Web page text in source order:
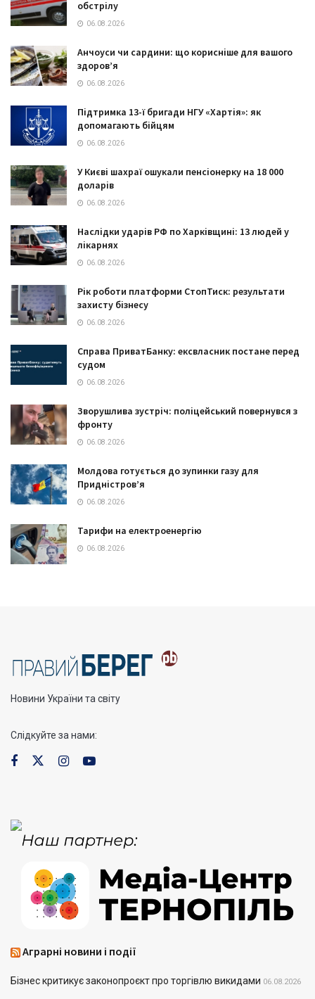
обстрілу
06.08.2026
Анчоуси чи сардини: що корисніше для вашого
здоров’я
06.08.2026
Підтримка 13-ї бригади НГУ «Хартія»: як
допомагають бійцям
06.08.2026
У Києві шахраї ошукали пенсіонерку на 18 000
доларів
06.08.2026
Наслідки ударів РФ по Харківщині: 13 людей у
лікарнях
06.08.2026
Рік роботи платформи СтопТиск: результати
захисту бізнесу
06.08.2026
Справа ПриватБанку: ексвласник постане перед
судом
06.08.2026
Зворушлива зустріч: поліцейський повернувся з
фронту
06.08.2026
Молдова готується до зупинки газу для
Придністров’я
06.08.2026
Тарифи на електроенергію
06.08.2026
Новини України та світу
Слідкуйте за нами:
Аграрні новини і події
Бізнес критикує законопроєкт про торгівлю викидами 06.08.2026